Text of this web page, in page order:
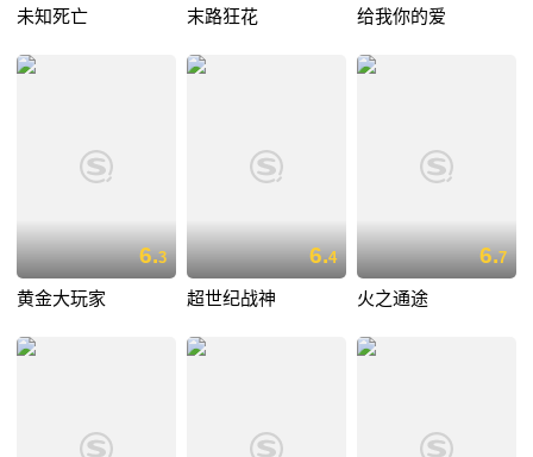
未知死亡 末路狂花 给我你的爱
6.3
黄金大玩家
6.4
超世纪战神
6.7
火之通途